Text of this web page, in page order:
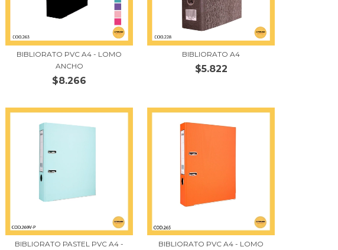
BIBLIORATO PVC A4 - LOMO
ANCHO
$8.266
BIBLIORATO A4
$5.822
BIBLIORATO PASTEL PVC A4 -
BIBLIORATO PVC A4 - LOMO